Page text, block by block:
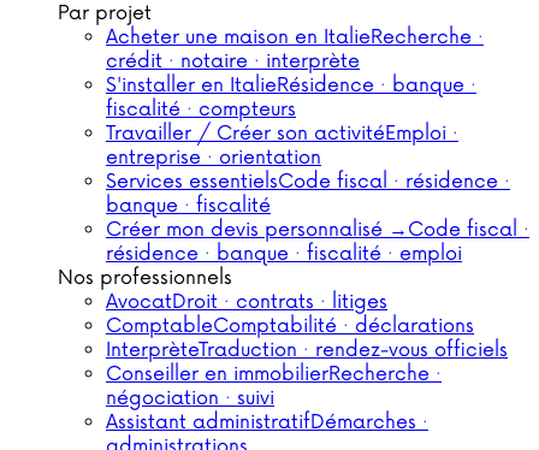
Par projet
Acheter une maison en ItalieRecherche ·
crédit · notaire · interprète
S'installer en ItalieRésidence · banque ·
fiscalité · compteurs
Travailler / Créer son activitéEmploi ·
entreprise · orientation
Services essentielsCode fiscal · résidence ·
banque · fiscalité
Créer mon devis personnalisé → Code fiscal ·
résidence · banque · fiscalité · emploi
Nos professionnels
AvocatDroit · contrats · litiges
ComptableComptabilité · déclarations
InterprèteTraduction · rendez-vous officiels
Conseiller en immobilierRecherche ·
négociation · suivi
Assistant administratifDémarches ·